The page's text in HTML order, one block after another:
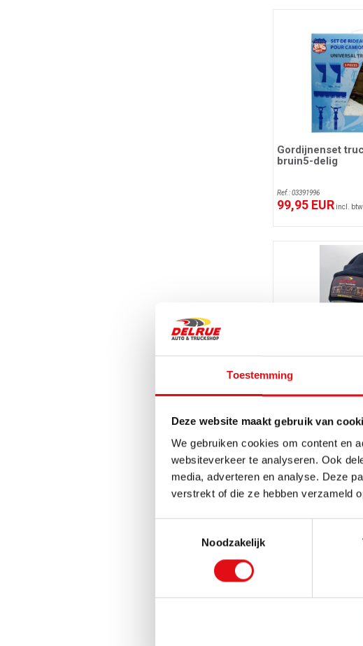
Toestemming
Deze website maakt gebruik van
We gebruiken cookies om content en
websiteverkeer te analyseren. Ook
media, adverteren en analyse. Deze
verstrekt of die ze hebben verzameld
Noodzakelijk
Gordijnenset
bruin5-delig
Ref.: 03391996
99,95 EURincl. btw
Muts blauw
Delruestyle
Ref.: 03408000
5,95 EUR incl. btw
Muts zwart